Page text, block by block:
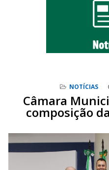
NOTÍCIAS
Câmara
composição